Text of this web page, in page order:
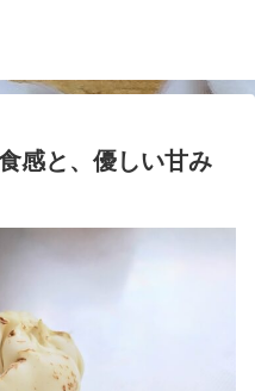
感と、優しい甘み